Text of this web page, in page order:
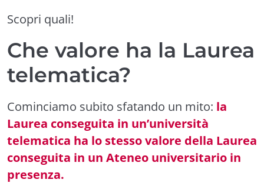
Scopri quali!
Che valore ha la Laurea
telematica?
Cominciamo subito sfatando un mito: la
Laurea conseguita in un’università
telematica ha lo stesso valore della Laurea
conseguita in un Ateneo universitario in
presenza.